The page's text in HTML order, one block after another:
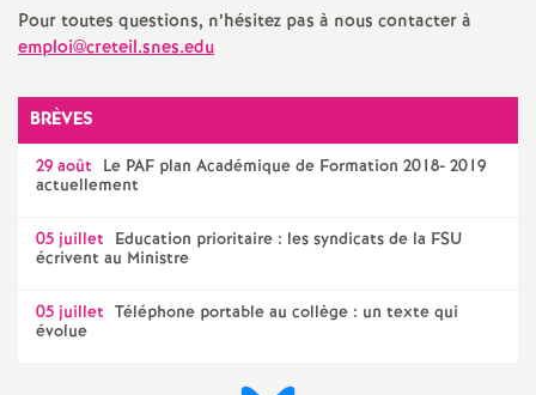
l
é
a
n
Pour toutes questions, n’hésitez pas à nous contacter à
emploi@creteil.snes.edu
BRÈVES
29 août Le PAF plan Académique de Formation 2018- 2019
actuellement
05 juillet Education prioritaire : les syndicats de la FSU
écrivent au Ministre
05 juillet Téléphone portable au collège : un texte qui
évolue